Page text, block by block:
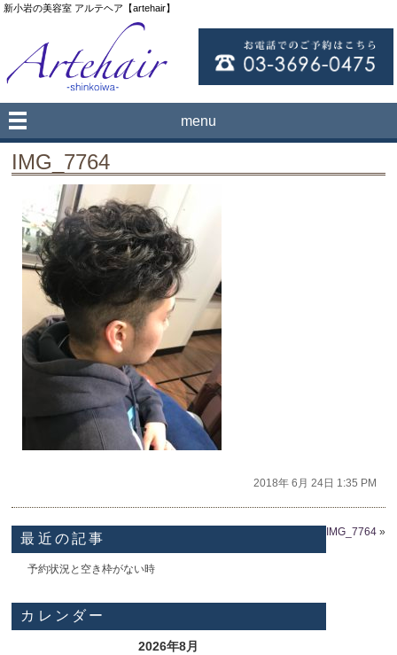
新小岩の美容室 アルテヘア【artehair】
menu
IMG_7764
2018年 6月 24日 1:35 PM
IMG_7764»
最近の記事
予約状況と空き枠がない時
カレンダー
2026年8月